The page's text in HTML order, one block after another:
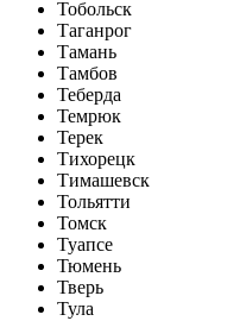
Тобольск
Таганрог
Тамань
Тамбов
Теберда
Темрюк
Терек
Тихорецк
Тимашевск
Тольятти
Томск
Туапсе
Тюмень
Тверь
Тула